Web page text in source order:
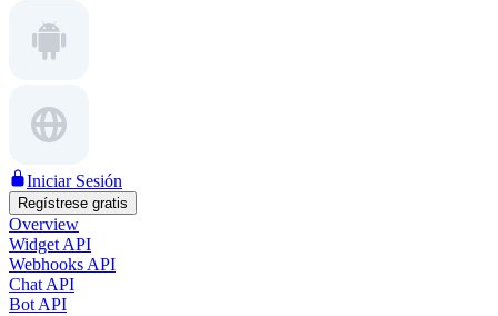
Iniciar Sesión
Regístrese gratis
Overview
Widget API
Webhooks API
Chat API
Bot API